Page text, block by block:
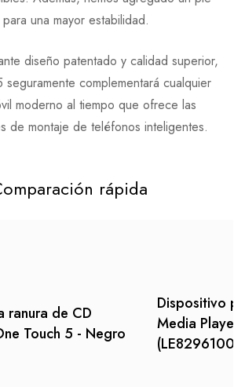
una mayor estabilidad.
diseño patentado y calidad superior,
seguramente complementará cualquier
moderno al tiempo que ofrece las
de montaje de teléfonos inteligentes.
rápida
ranura de CD
Touch 5 - Negro
Dispositivo
Media Player